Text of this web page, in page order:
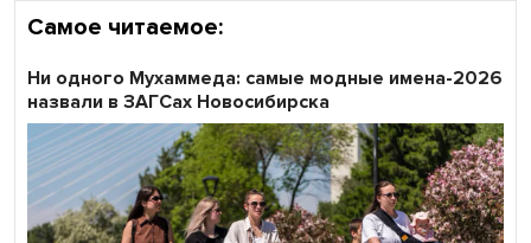
Самое читаемое:
Ни одного Мухаммеда: самые модные имена-2026
назвали в ЗАГСах Новосибирска